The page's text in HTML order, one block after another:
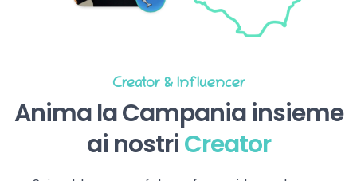
Creator & Influencer
Anima la Campania insieme
ai nostriCreator